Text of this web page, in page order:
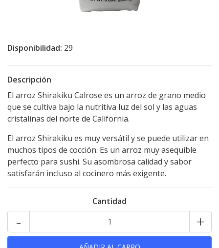
Disponibilidad: 29
Descripción
El arroz Shirakiku Calrose es un arroz de grano medio
que se cultiva bajo la nutritiva luz del sol y las aguas
cristalinas del norte de California.
El arroz Shirakiku es muy versátil y se puede utilizar en
muchos tipos de cocción. Es un arroz muy asequible
perfecto para sushi. Su asombrosa calidad y sabor
satisfarán incluso al cocinero más exigente.
Cantidad
+
-